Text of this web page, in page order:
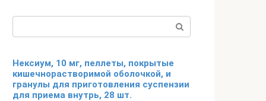
Нексиум, 10 мг, пеллеты, покрытые
кишечнорастворимой оболочкой, и
гранулы для приготовления суспензии
для приема внутрь, 28 шт.